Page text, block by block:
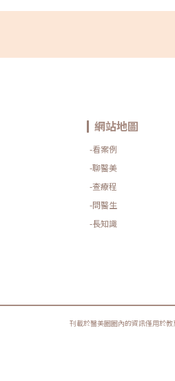
網站地圖
-看案例
-聊醫美
-查療程
-問醫生
-長知識
刊載於醫美圈圈內的資訊僅用於